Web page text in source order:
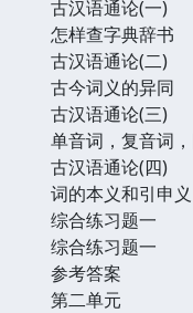
古汉语通论(一)
怎样查字典辞书
古汉语通论(二)
古今词义的异同
古汉语通论(三)
单音词，复音词
古汉语通论(四)
词的本义和引申义
综合练习题一
综合练习题一
参考答案
第二单元